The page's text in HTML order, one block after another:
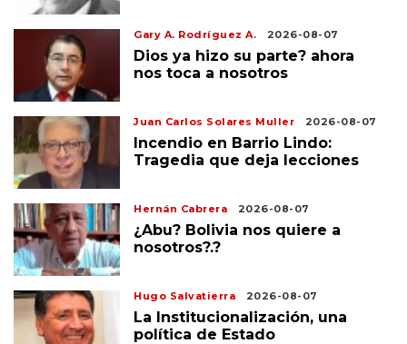
Gary A. Rodríguez A. 2026-08-07
Dios ya hizo su parte? ahora
nos toca a nosotros
Juan Carlos Solares Muller 2026-08-07
Incendio en Barrio Lindo:
Tragedia que deja lecciones
Hernán Cabrera 2026-08-07
¿Abu? Bolivia nos quiere a
nosotros?.?
Hugo Salvatierra 2026-08-07
La Institucionalización, una
política de Estado